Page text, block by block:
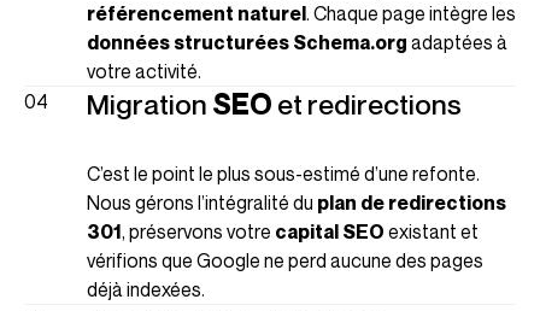
référencement naturel. Chaque page intègre les
données structurées Schema.org adaptées à
votre activité.
Migration SEO et redirections
C’est le point le plus sous-estimé d’une refonte.
Nous gérons l’intégralité du plan de redirections
301, préservons votre capital SEO existant et
vérifions que Google ne perd aucune des pages
déjà indexées.